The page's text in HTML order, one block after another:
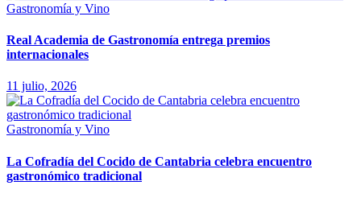
Gastronomía y Vino
Real Academia de Gastronomía entrega premios
internacionales
11 julio, 2026
Gastronomía y Vino
La Cofradía del Cocido de Cantabria celebra encuentro
gastronómico tradicional